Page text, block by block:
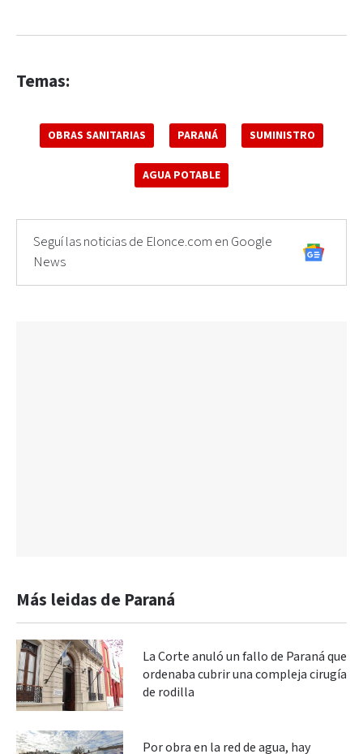
Temas:
OBRAS SANITARIAS PARANÁ SUMINISTRO
AGUA POTABLE
Seguí las noticias de Elonce.com en Google
News
Más leidas de Paraná
La Corte anuló un fallo de Paraná que
ordenaba cubrir una compleja cirugía
de rodilla
Por obra en la red de agua, hay